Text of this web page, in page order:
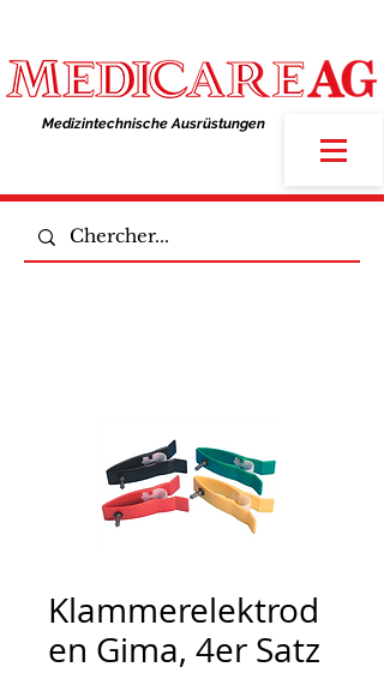
Medizintechnische Ausrüstungen​
Klammerelektrod
en Gima, 4er Satz